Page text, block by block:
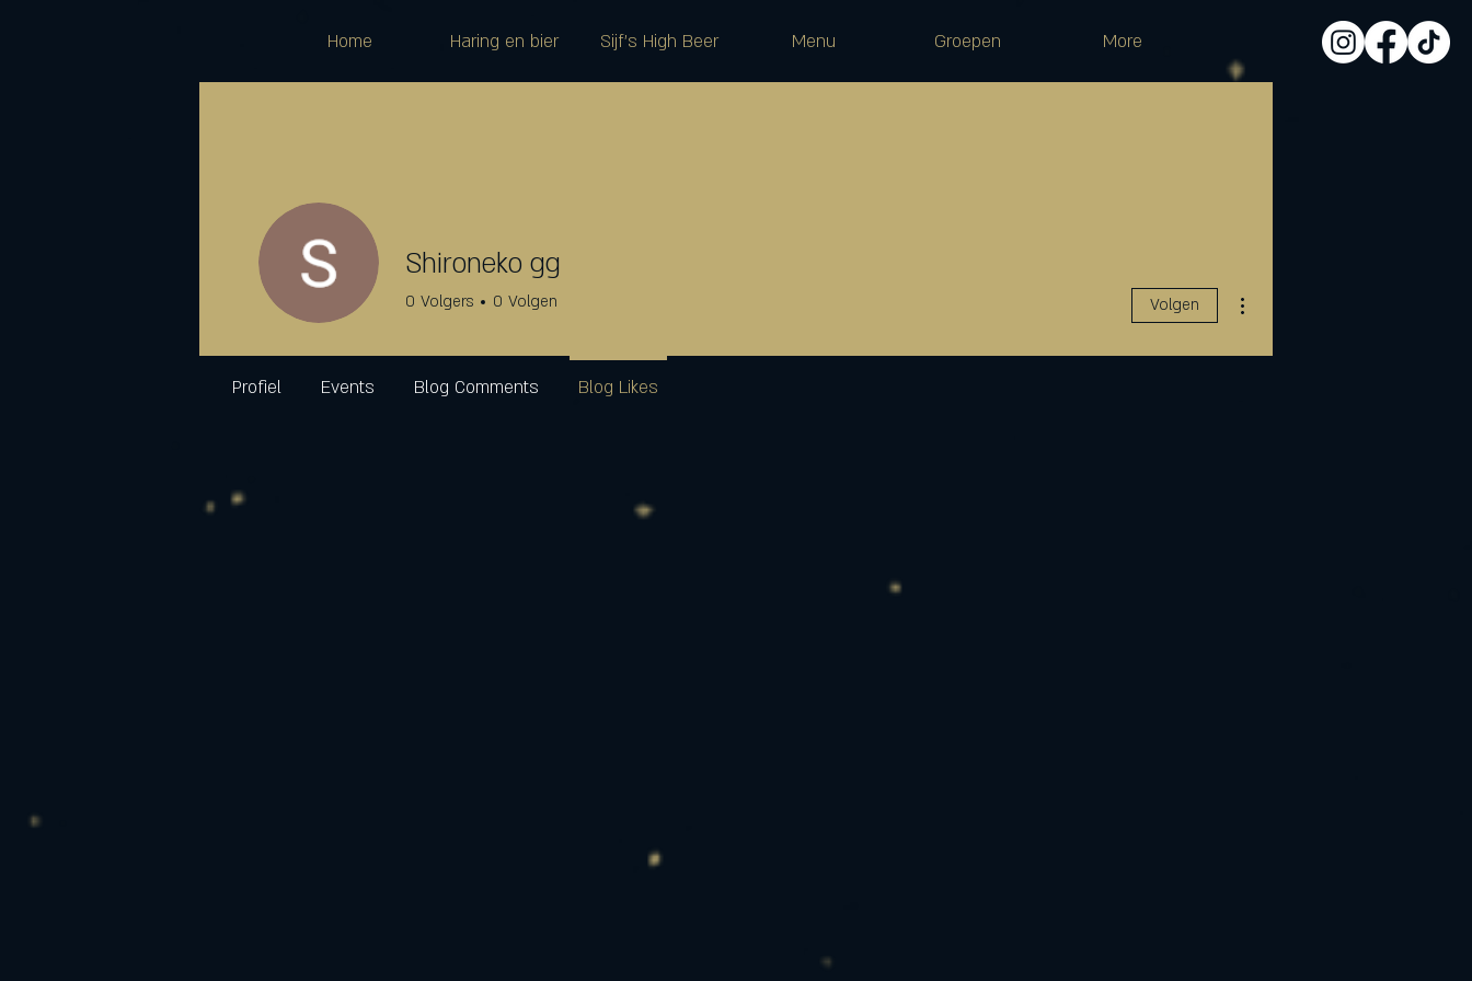
Home Haring en bier Sijf's High Beer Menu Groepen More
Shironeko gg
0 Volgers 0 Volgen Volgen
Profiel Events Blog Comments Blog Likes